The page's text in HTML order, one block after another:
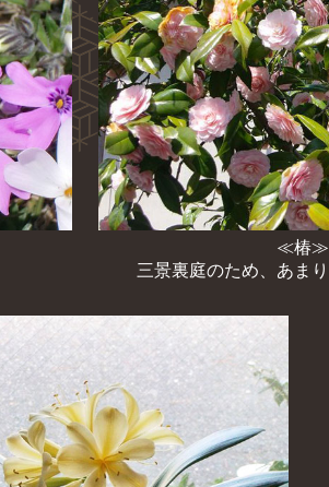
≪椿≫
三景裏庭のため、あま